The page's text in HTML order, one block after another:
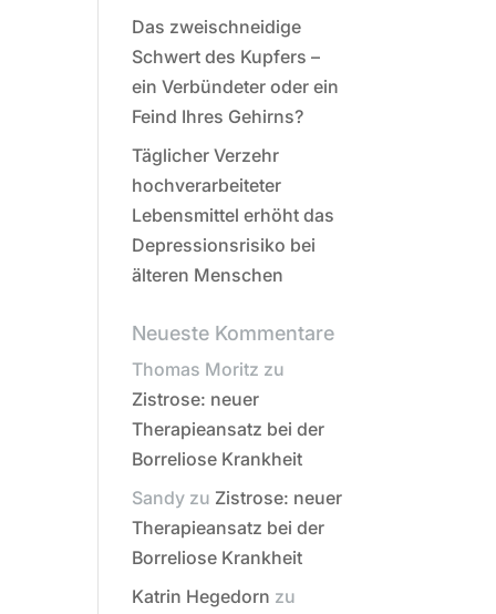
Das zweischneidige
Schwert des Kupfers –
ein Verbündeter oder ein
Feind Ihres Gehirns?
Täglicher Verzehr
hochverarbeiteter
Lebensmittel erhöht das
Depressionsrisiko bei
älteren Menschen
Neueste Kommentare
Thomas Moritz zu
Zistrose: neuer
Therapieansatz bei der
Borreliose Krankheit
Sandy zu Zistrose: neuer
Therapieansatz bei der
Borreliose Krankheit
Katrin Hegedorn zu